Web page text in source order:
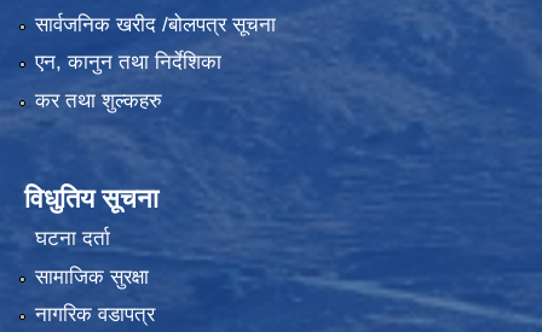
सार्वजनिक खरीद /बोलपत्र सूचना
एन, कानुन तथा निर्देशिका
कर तथा शुल्कहरु
विधुतिय सूचना
घटना दर्ता
सामाजिक सुरक्षा
नागरिक वडापत्र